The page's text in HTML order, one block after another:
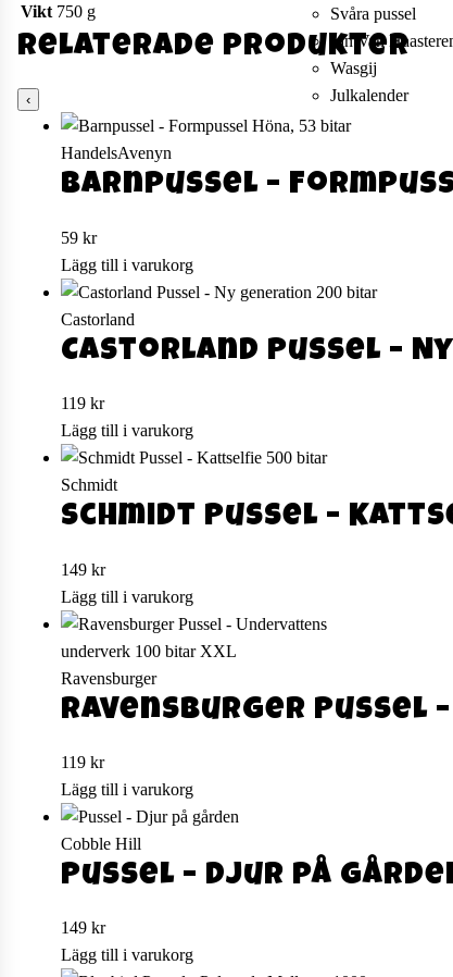
Svåra pussel
Jan Van
Wasgij
Julkalender
Vikt 750 g
Relaterade produkter
‹
HandelsAvenyn
Barnpussel –
59 kr
Lägg till i varukorg
Castorland
Castorland Pussel –
119 kr
Lägg till i varukorg
Schmidt
Schmidt Pussel –
149 kr
Lägg till i varukorg
Ravensburger
Ravensburger Pussel
119 kr
Lägg till i varukorg
Cobble Hill
Pussel – Djur på
149 kr
Lägg till i varukorg